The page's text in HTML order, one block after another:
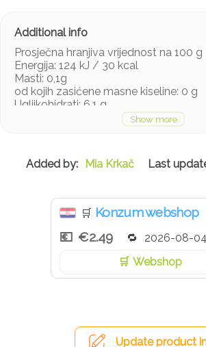
Prosječna hranjiva vrijednost na 100 g
Energija: 124 kJ / 30 kcal
Masti: 0,1g
od kojih zasićene masne kiseline: 0 g
Ugljikohidrati: 6,1 g
Mia Krkač
🛒 Konzum webshop
€2.49
2026-08-04
Webshop
Update product